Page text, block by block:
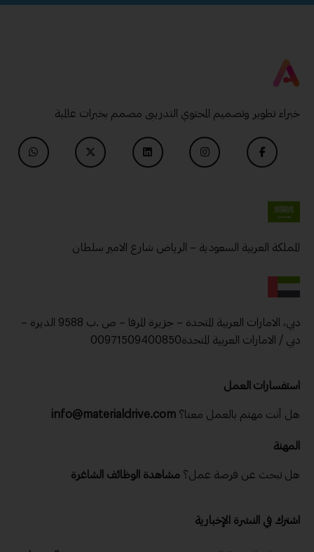
خبراء تطوير وتصميم المحتوي التدريبى مصمم بخبرات عالمية
المملكة العربية السعودية – الرياض شارع الامير سلطان
دبي، الامارات العربية المتحدة – جزيرة المرفا – ص .ب 9588 الديرة –
دبي / الامارات العربية المتحدة00971509400850
استفسارات العمل
هل أنت مهتم بالعمل معنا؟ info@materialdrive.com
المهنة
هل تبحث عن فرصة عمل؟ مشاهدة الوظائف الشاغرة
اشترك في النشرة الإخبارية